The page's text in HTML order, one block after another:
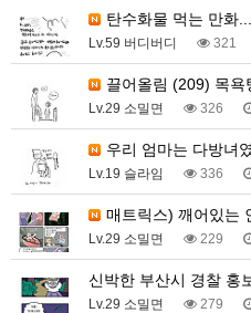
탄수화물 먹는 만화
Lv.59 버디버디 321
끌어올림 (209) 목욕
Lv.29 소밀면 326
우리 엄마는 다방녀
Lv.19 슬라임 336
매트릭스) 깨어있는
Lv.29 소밀면 229
신박한 부산시 경찰 홍
Lv.29 소밀면 279